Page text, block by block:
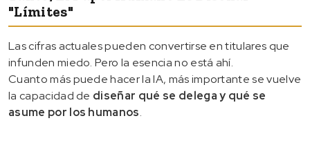
"límites"
Las cifras actuales pueden convertirse en titulares que
infunden miedo. Pero la esencia no está ahí.
Cuanto más puede hacer la IA, más importante se vuelve
la capacidad de diseñar qué se delega y qué se
asume por los humanos.